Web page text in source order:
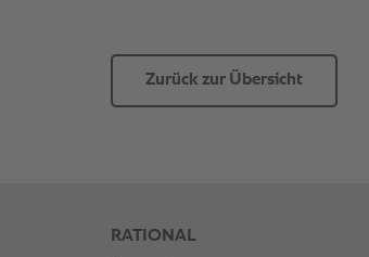
Zurück zur Übersicht